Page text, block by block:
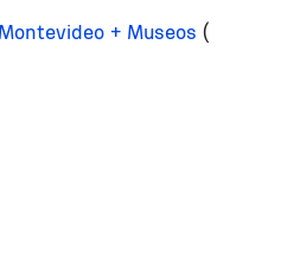
+ Museos (